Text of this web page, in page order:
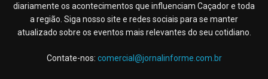
diariamente os acontecimentos que influenciam Caçador e toda
a região. Siga nosso site e redes sociais para se manter
atualizado sobre os eventos mais relevantes do seu cotidiano.
Contate-nos: comercial@jornalinforme.com.br